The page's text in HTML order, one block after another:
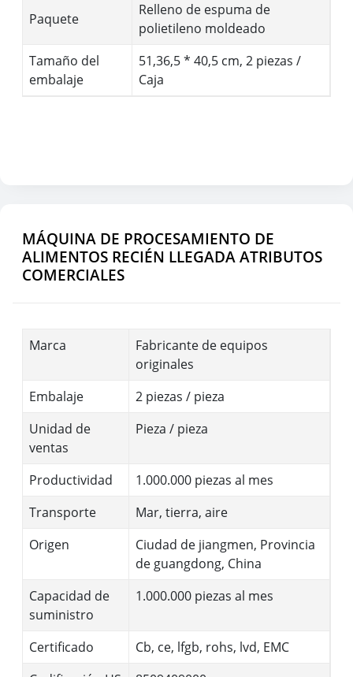
Paquete
Relleno de espuma de
polietileno moldeado
Tamaño del
embalaje
51,36,5 * 40,5 cm, 2 piezas /
Caja
MÁQUINA DE PROCESAMIENTO DE
ALIMENTOS RECIÉN LLEGADA ATRIBUTOS
COMERCIALES
Marca
Fabricante de equipos
originales
Embalaje
2 piezas / pieza
Unidad de
ventas
Pieza / pieza
Productividad
1.000.000 piezas al mes
Transporte
Mar, tierra, aire
Origen
Ciudad de jiangmen, Provincia
de guangdong, China
Capacidad de
suministro
1.000.000 piezas al mes
Certificado
Cb, ce, lfgb, rohs, lvd, EMC